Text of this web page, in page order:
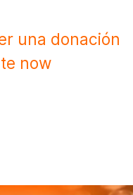
una donación
now